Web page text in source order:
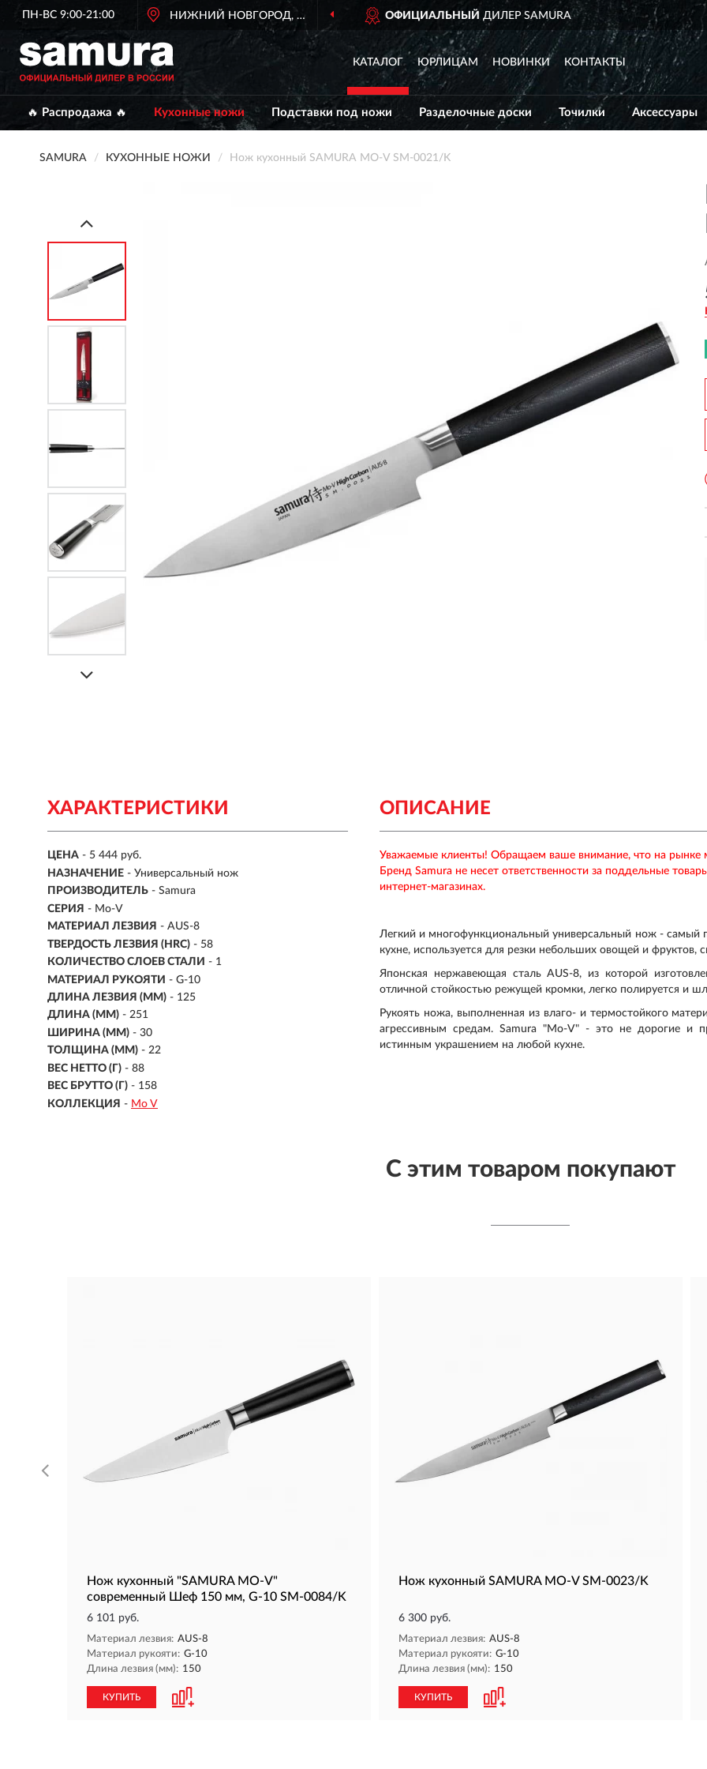
ПН-ВС 9:00-21:00 НИЖНИЙ НОВГОРОД, НИЖНИЙ НОВГОРОД
ОФИЦИАЛЬНЫЙ ДИЛЕР SAMURA ДОСТАВИМ ПО ВСЕЙ РОССИИ
КАТАЛОГ ЮРЛИЦАМ НОВИНКИ КОНТАКТЫ
🔥 Распродажа 🔥 Кухонные ножи Подставки под ножи Разделочные доски Точилки Аксессуары
SAMURA КУХОННЫЕ НОЖИ Нож кухонный SAMURA MO-V SM-0021/K
ХАРАКТЕРИСТИКИ
ЦЕНА - 5 444 руб.
НАЗНАЧЕНИЕ - Универсальный нож
ПРОИЗВОДИТЕЛЬ - Samura
СЕРИЯ - Mo-V
МАТЕРИАЛ ЛЕЗВИЯ - AUS-8
ТВЕРДОСТЬ ЛЕЗВИЯ (HRC) - 58
КОЛИЧЕСТВО СЛОЕВ СТАЛИ - 1
МАТЕРИАЛ РУКОЯТИ - G-10
ДЛИНА ЛЕЗВИЯ (ММ) - 125
ДЛИНА (ММ) - 251
ШИРИНА (ММ) - 30
ТОЛЩИНА (ММ) - 22
ВЕС НЕТТО (Г) - 88
ВЕС БРУТТО (Г) - 158
КОЛЛЕКЦИЯ - Mo V
ОПИСАНИЕ
Уважаемые клиенты! Обращаем ваше внимание, что на рынке
Бренд Samura не несет ответственности за поддельные
интернет-магазинах.
Легкий и многофункциональный универсальный нож -
кухне, используется для резки небольших овощей и фруктов,
Японская нержавеющая cталь AUS-8, из которой
отличной стойкостью режущей кромки, легко полируется и
Рукоять ножа, выполненная из влаго- и термостойкого
агрессивным средам. Samura "Mo-V" - это не дорогие и
истинным украшением на любой кухне.
С этим товаром покупают
Нож кухонный "SAMURA MO-V"
современный Шеф 150 мм, G-10 SM-0084/K
6 101 руб.
Материал лезвия: AUS-8
Материал рукояти: G-10
Длина лезвия (мм): 150
КУПИТЬ
Нож кухонный SAMURA MO-V SM-0023/K
6 300 руб.
Материал лезвия: AUS-8
Материал рукояти: G-10
Длина лезвия (мм): 150
КУПИТЬ